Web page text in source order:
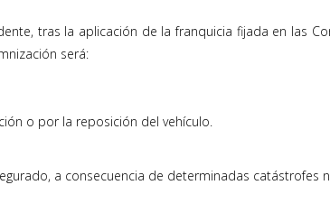
tras la aplicación de la franquicia fijada en las
será:
o por la reposición del vehículo.
a consecuencia de determinadas